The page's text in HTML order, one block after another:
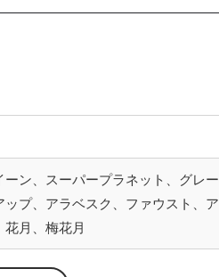
ン、スーパープラネット、グレー
ップ、アラベスク、ファウスト、ア
月、梅花月